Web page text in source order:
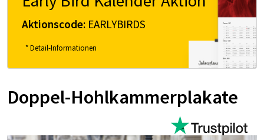
Aktionscode: EARLYBIRDS
* Detail-Informationen
Doppel-Hohlkammerplakate